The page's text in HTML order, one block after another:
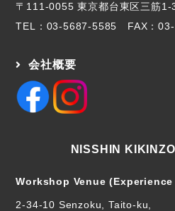
〒111-0055 東京都台東区三筋
TEL： 03-5687-5585 FAX：
会社概要
NISSHIN
Workshop Venue
2-34-10 Senzoku, Taito-ku,